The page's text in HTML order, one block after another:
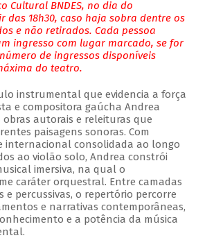
Cultural BNDES, no dia do
das 18h30, caso haja sobra dentre os
e não retirados. Cada pessoa
ingresso com lugar marcado, se for
de ingressos disponíveis
do teatro.
instrumental que evidencia a força
e compositora gaúcha Andrea
autorais e releituras que
paisagens sonoras. Com
internacional consolidada ao longo
ao violão solo, Andrea constrói
imersiva, na qual o
caráter orquestral. Entre camadas
e percussivas, o repertório percorre
e narrativas contemporâneas,
e a potência da música